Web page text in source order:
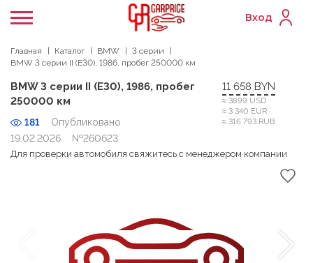
Вход
Главная Каталог BMW
3 серии
BMW 3 серии II (E30), 1986, пробег 250000 км
BMW 3 серии II (E30), 1986, пробег
250000 км
181
Опубликовано
19.02.2026
№260623
11 658 BYN
≈ 3899 USD
≈ 3 340 EUR
≈ 316 793 RUB
Для проверки автомобиля свяжитесь с менеджером компании